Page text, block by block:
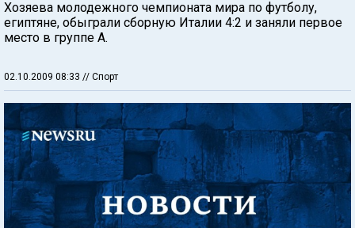
Хозяева молодежного чемпионата мира по футболу,
египтяне, обыграли сборную Италии 4:2 и заняли первое
место в группе А.
02.10.2009 08:33 // Спорт